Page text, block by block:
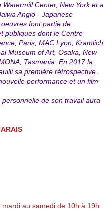
Center, New York et a
Anglo - Japanese
font partie de
publiques dont le Centre
Paris; MAC Lyon; Kramlich
Museum of Art, Osaka, New
Tasmania. En 2017 la
sa première rétrospective.
performance et un film
de son travail aura
au samedi de 10h à 19h.